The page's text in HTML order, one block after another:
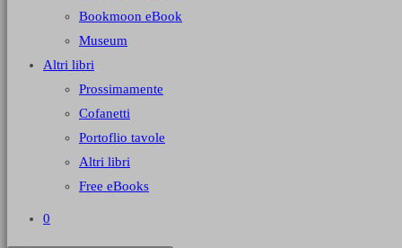
Bookmoon eBook
Museum
Altri libri
Prossimamente
Cofanetti
Portoflio tavole
Altri libri
Free eBooks
0